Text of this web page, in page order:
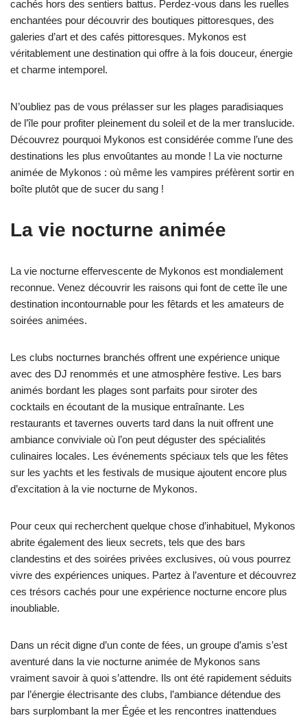
cachés hors des sentiers battus. Perdez-vous dans les ruelles
enchantées pour découvrir des boutiques pittoresques, des
galeries d’art et des cafés pittoresques. Mykonos est
véritablement une destination qui offre à la fois douceur, énergie
et charme intemporel.
N’oubliez pas de vous prélasser sur les plages paradisiaques
de l’île pour profiter pleinement du soleil et de la mer translucide.
Découvrez pourquoi Mykonos est considérée comme l’une des
destinations les plus envoûtantes au monde ! La vie nocturne
animée de Mykonos : où même les vampires préfèrent sortir en
boîte plutôt que de sucer du sang !
La vie nocturne animée
La vie nocturne effervescente de Mykonos est mondialement
reconnue. Venez découvrir les raisons qui font de cette île une
destination incontournable pour les fêtards et les amateurs de
soirées animées.
Les clubs nocturnes branchés offrent une expérience unique
avec des DJ renommés et une atmosphère festive. Les bars
animés bordant les plages sont parfaits pour siroter des
cocktails en écoutant de la musique entraînante. Les
restaurants et tavernes ouverts tard dans la nuit offrent une
ambiance conviviale où l’on peut déguster des spécialités
culinaires locales. Les événements spéciaux tels que les fêtes
sur les yachts et les festivals de musique ajoutent encore plus
d’excitation à la vie nocturne de Mykonos.
Pour ceux qui recherchent quelque chose d’inhabituel, Mykonos
abrite également des lieux secrets, tels que des bars
clandestins et des soirées privées exclusives, où vous pourrez
vivre des expériences uniques. Partez à l’aventure et découvrez
ces trésors cachés pour une expérience nocturne encore plus
inoubliable.
Dans un récit digne d’un conte de fées, un groupe d’amis s’est
aventuré dans la vie nocturne animée de Mykonos sans
vraiment savoir à quoi s’attendre. Ils ont été rapidement séduits
par l’énergie électrisante des clubs, l’ambiance détendue des
bars surplombant la mer Égée et les rencontres inattendues